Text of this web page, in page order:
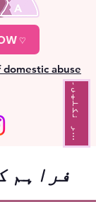
abuse
س
ا
ئ
ٹ
س
ے
ب
ا
ہ
ر
ن
ک
ل
ی
ں
۔
♡
فراہم